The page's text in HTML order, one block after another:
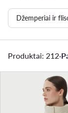
Džemperiai ir
Produktai: 212·